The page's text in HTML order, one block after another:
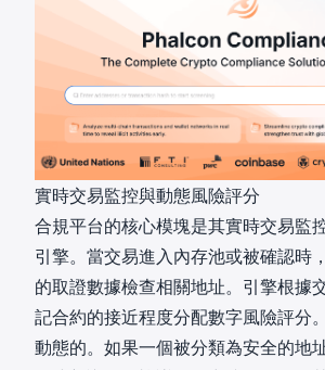
實時交易監控與動態風險評分
合規平台的核心模塊是其實時交易監
引擎。當交易進入內存池或被確認時
的取證數據檢查相關地址。引擎根據
記合約的接近程度分配數字風險評分
動態的。如果一個被分類為安全的地